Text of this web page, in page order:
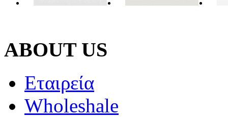
ABOUT US
Εταιρεία
Wholeshale